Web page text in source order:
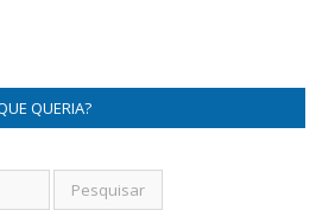
QUERIA?